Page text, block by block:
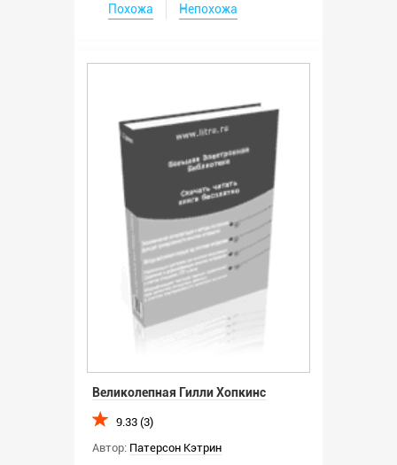
Похожа Непохожа
Великолепная Гилли Хопкинс
9.33 (3)
Автор: Патерсон Кэтрин